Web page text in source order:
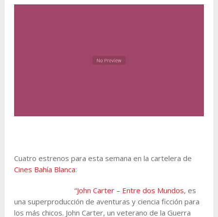
Cuatro estrenos para esta semana en la cartelera de
Cines Bahía Blanca:
“John Carter – Entre dos Mundos, es
una superproducción de aventuras y ciencia ficción para
los más chicos. John Carter, un veterano de la Guerra